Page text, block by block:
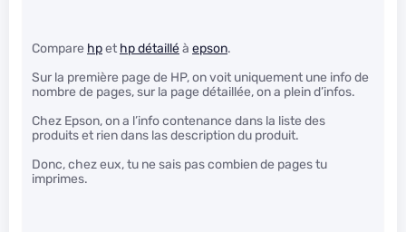
Compare hpet hp détailléà epson.
Sur la première page de HP, on voit uniquement une info de
nombre de pages, sur la page détaillée, on a plein d’infos.
Chez Epson, on a l’info contenance dans la liste des
produits et rien dans las description du produit.
Donc, chez eux, tu ne sais pas combien de pages tu
imprimes.